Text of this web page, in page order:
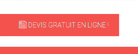
DEVIS GRATUIT EN LIGNE !